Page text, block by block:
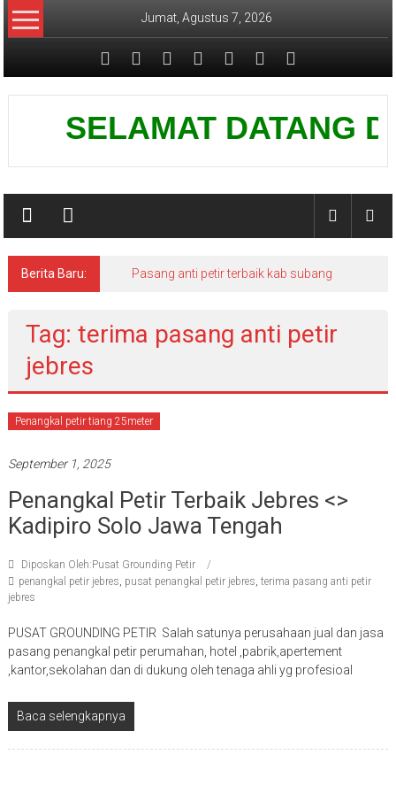
Lompat
ke
Jumat, Agustus 7, 2026
Pusat
Grounding
SELAMAT DATANG
Berita Baru: Pasang anti petir terbaik kab subang
Tag: terima pasang anti petir
jebres
Penangkal petir tiang 25meter
September 1, 2025
Penangkal Petir Terbaik Jebres <>
Kadipiro Solo Jawa Tengah
Diposkan Oleh:Pusat Grounding Petir
penangkal petir jebres, pusat penangkal petir jebres, terima pasang anti petir
jebres
PUSAT GROUNDING PETIR Salah satunya perusahaan jual dan jasa
pasang penangkal petir perumahan, hotel ,pabrik,apertement
,kantor,sekolahan dan di dukung oleh tenaga ahli yg profesioal
Baca selengkapnya